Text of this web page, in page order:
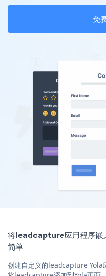
免
将leadcapture应用程序嵌
简单
创建自定义的leadcapture Yola